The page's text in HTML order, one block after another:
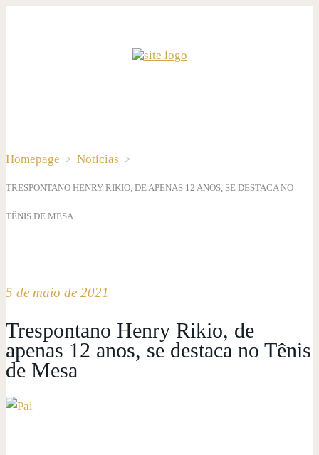
Homepage > Notícias >
TRESPONTANO HENRY RIKIO, DE APENAS 12 ANOS, SE DESTACA NO
TÊNIS DE MESA
5 de maio de 2021
Trespontano Henry Rikio, de
apenas 12 anos, se destaca no Tênis
de Mesa